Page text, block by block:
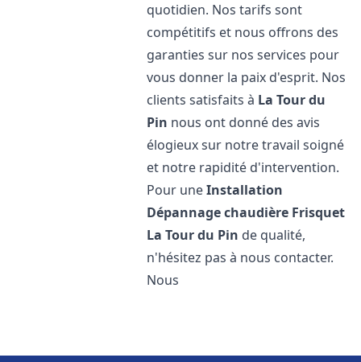
quotidien. Nos tarifs sont
compétitifs et nous offrons des
garanties sur nos services pour
vous donner la paix d'esprit. Nos
clients satisfaits à La Tour du
Pin nous ont donné des avis
élogieux sur notre travail soigné
et notre rapidité d'intervention.
Pour uneInstallation
Dépannage chaudière Frisquet
La Tour du Pin de qualité,
n'hésitez pas à nous contacter.
Nous